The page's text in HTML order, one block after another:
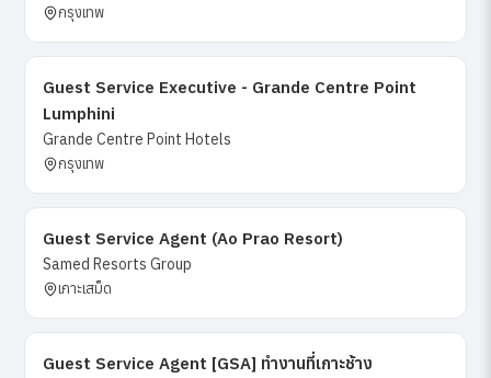
กรุงเทพ
Guest Service Executive - Grande Centre Point
Lumphini
Grande Centre Point Hotels
กรุงเทพ
Guest Service Agent (Ao Prao Resort)
Samed Resorts Group
เกาะเสม็ด
Guest Service Agent [GSA] ทำงานที่เกาะช้าง